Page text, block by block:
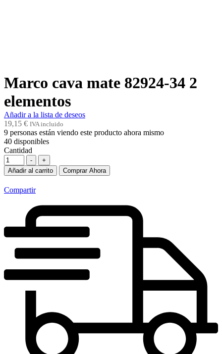
Marco cava mate 82924-34 2
elementos
Añadir a la lista de deseos
19,15 € IVA incluido
9 personas están viendo este producto ahora mismo
40 disponibles
Cantidad
-
+
Añadir al carrito
Comprar Ahora
Compartir